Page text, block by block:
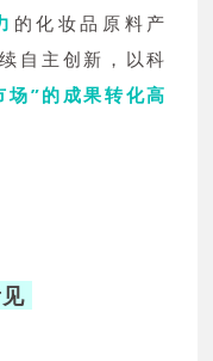
的化妆品原料产
自主创新，以科
场”的成果转化高